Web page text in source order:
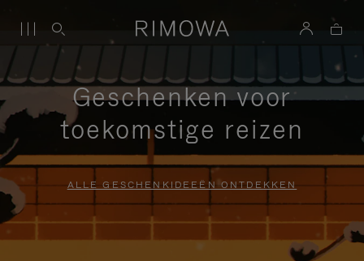
Geschenken voor
toekomstige reizen
ALLE GESCHENKIDEEËN ONTDEKKEN